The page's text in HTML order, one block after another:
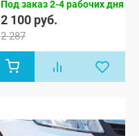
Под заказ 2-4 рабочих дня
2 100 руб.
2 287